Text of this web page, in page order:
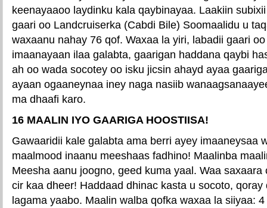
keenayaaoo laydinku kala qaybinayaa. Laakiin
gaari oo Landcruiserka (Cabdi Bile) Soomaalidu u
waxaanu nahay 76 qof. Waxaa la yiri, labadii gaari
imaanayaan ilaa galabta, gaarigan haddana qaybi
ah oo wada socotey oo isku jicsin ahayd ayaa
ayaan ogaaneynaa iney naga nasiib
ma dhaafi karo.
16 MAALIN IYO GAARIGA HOOSTIISA!
Gawaaridii kale galabta ama berri ayey imaaneysaa
maalmood inaanu meeshaas fadhino! Maalinba
Meesha aanu joogno, geed kuma yaal. Waa
cir kaa dheer! Haddaad dhinac kasta u socoto,
lagama yaabo. Maalin walba qofka waxaa la siiyaa: